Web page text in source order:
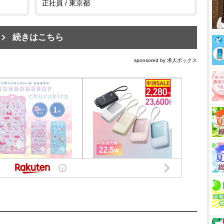
正社員 / 東京都
続きはこちら
sponsored by 求人ボックス